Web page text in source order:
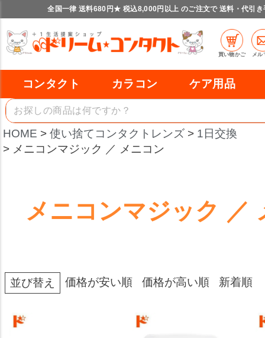
全国一律 送料680円★ 税込8,000円以上 のご注文で 送料・代引き
買い物かご メル
コンタクト カラコン ケア用品
HOME 使い捨てコンタクトレンズ
1日交換
メニコンマジック ／ メニコン
メニコンマジック ／
並び替え 価格が安い順 価格が高い順 新着順